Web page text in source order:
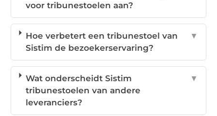
voor tribunestoelen aan?
Hoe verbetert een tribunestoel van
Sistim de bezoekerservaring?
▼
Wat onderscheidt Sistim
tribunestoelen van andere
leveranciers?
▼